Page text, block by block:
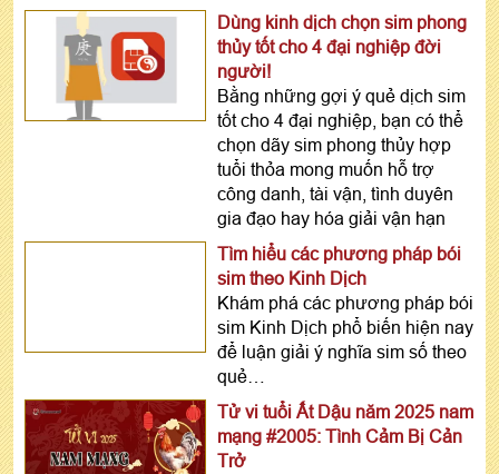
Dùng kinh dịch chọn sim phong
thủy tốt cho 4 đại nghiệp đời
người!
Bằng những gợi ý quẻ dịch sim
tốt cho 4 đại nghiệp, bạn có thể
chọn dãy sim phong thủy hợp
tuổi thỏa mong muốn hỗ trợ
công danh, tài vận, tình duyên
gia đạo hay hóa giải vận hạn
Tìm hiểu các phương pháp bói
sim theo Kinh Dịch
Khám phá các phương pháp bói
sim Kinh Dịch phổ biến hiện nay
để luận giải ý nghĩa sim số theo
quẻ…
Tử vi tuổi Ất Dậu năm 2025 nam
mạng #2005: Tình Cảm Bị Cản
Trở